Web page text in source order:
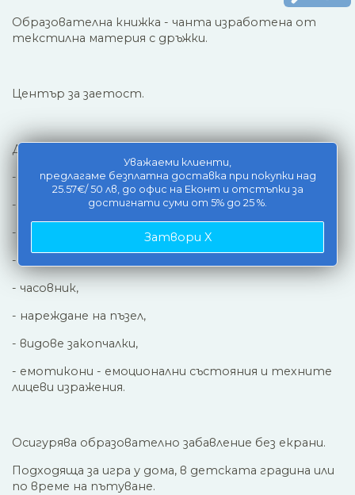
Уважаеми клиенти,
предлагаме безплатна доставка при покупки над
25.57€/ 50 лв, до офис на Еконт и отстъпки за
достигнати суми от 5% до 25 %.
Затвори X
Образователна книжка - чанта изработена от
текстилна материя с дръжки.
Център за заетост.
Дейности за научаване на:
- числа,
- геометрични форми,
- цветове,
- буквите от английската азбука,
- часовник,
- нареждане на пъзел,
- видове закопчалки,
- емотикони - емоционални състояния и техните
лицеви изражения.
Осигурява образователно забавление без екрани.
Подходяща за игра у дома, в детската градина или
по време на пътуване.